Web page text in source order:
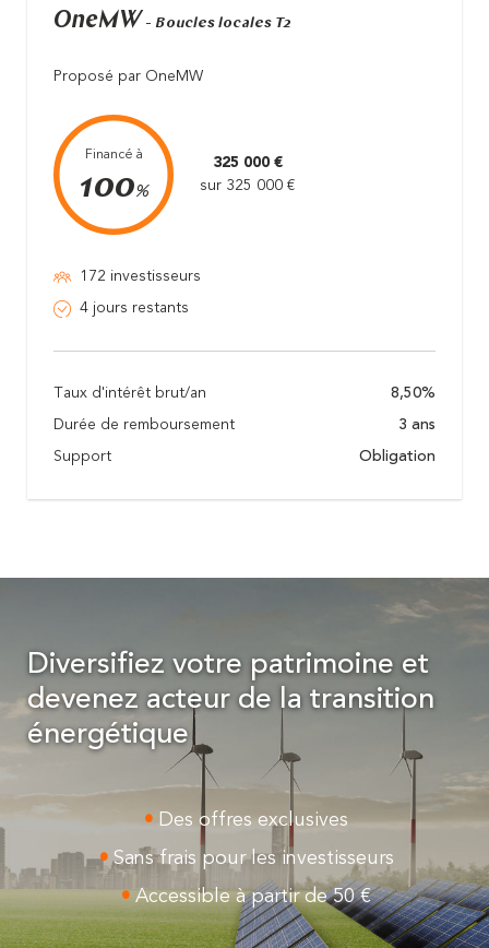
OneMW - Boucles locales T2
Proposé par OneMW
Financé à
100%
325 000 €
sur 325 000 €
172 investisseurs
4 jours restants
Taux d'intérêt brut/an 8,50%
Durée de remboursement 3 ans
Support Obligation
Diversifiez votre patrimoine et
devenez acteur de la transition
énergétique
Des offres exclusives
Sans frais pour les investisseurs
Accessible à partir de 50 €